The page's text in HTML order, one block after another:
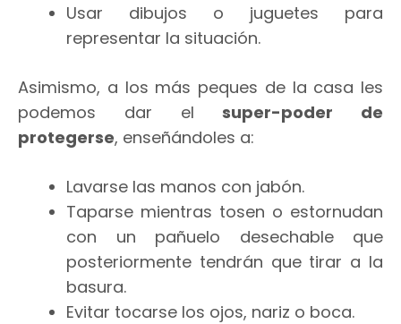
Usar dibujos o juguetes para
representar la situación.
Asimismo, a los más peques de la casa les
podemos dar elsuper-poder de
protegerse, enseñándoles a:
Lavarse las manos con jabón.
Taparse mientras tosen o estornudan
con un pañuelo desechable que
posteriormente tendrán que tirar a la
basura.
Evitar tocarse los ojos, nariz o boca.